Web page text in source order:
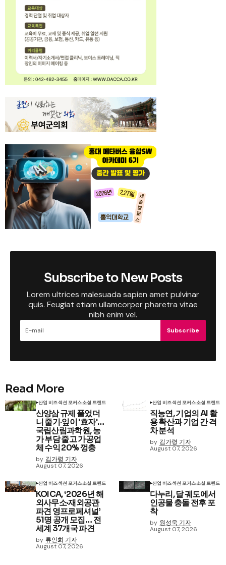
Subscribe to New Posts
Lorem ultrices malesuada sapien amet pulvinar
quis. Feugiat etiam ullamcorper pharetra vitae
nibh enim vel.
Subscribe
Read More
산업 비즈섹션 포커스소셜 트렌드
산양삼 규제 풀었더
니 줄기·잎이 '효자'…
국립산림과학원, 농
가 부담 줄고 가공업
체 수익 20% 껑충
by 김가령 기자
August 07, 2026
산업 비즈섹션 포커스소셜 트렌드
직능연, 기업의 AI 활
용 확산과 기업 간 격
차 분석
by 김가령 기자
August 07, 2026
산업 비즈섹션 포커스소셜 트렌드
KOICA, ‘2026년 해
외사무소·재외공관
파견 영프로페셔널’
51명 공개 모집… 전
세계 37개국 파견
by 류인희 기자
August 07, 2026
산업 비즈섹션 포커스소셜 트렌드
다누리, 달 궤도에서
인공물 충돌 전후 포
착
by 원성욱 기자
August 07, 2026